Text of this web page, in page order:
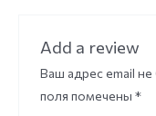
Add a review
Ваш адрес email
поля помечены *